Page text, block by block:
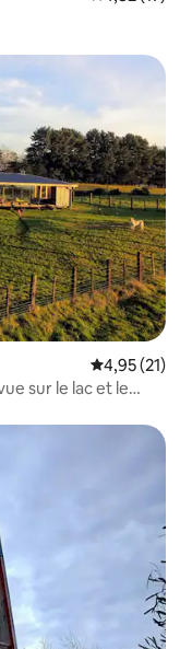
Évaluation
4,95 (21)
sur le lac et le